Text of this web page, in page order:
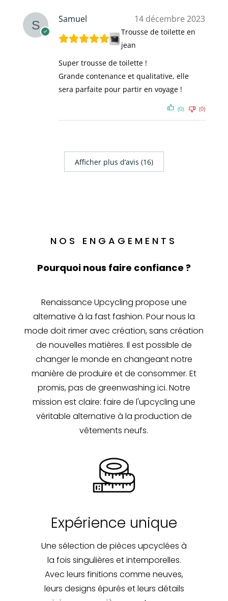
Samuel 14 décembre 2023
Trousse de toilette en
jean
Super trousse de toilette !
Grande contenance et qualitative, elle
sera parfaite pour partir en voyage !
(0) (0)
Afficher plus d‘avis (16)
NOS ENGAGEMENTS
Pourquoi nous faire confiance ?
Renaissance Upcycling propose une
alternative à la fast fashion. Pour nous la
mode doit rimer avec création, sans création
de nouvelles matières. Il est possible de
changer le monde en changeant notre
manière de produire et de consommer. Et
promis, pas de greenwashing ici. Notre
mission est claire: faire de l'upcycling une
véritable alternative à la production de
vêtements neufs.
Expérience unique
Une sélection de pièces upcyclées à
la fois singulières et intemporelles.
Avec leurs finitions comme neuves,
leurs designs épurés et leurs détails